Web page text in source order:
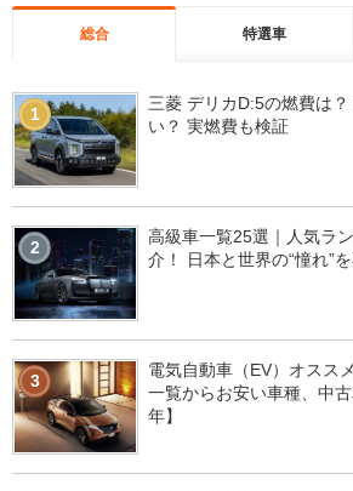
総合 特選車
1
三菱 デリカD:5の燃費は
い？ 実燃費も検証
2
高級車一覧25選｜人気ラ
介！ 日本と世界の“憧れ”
3
電気自動車（EV）オスス
一覧からお安い車種、中
年】